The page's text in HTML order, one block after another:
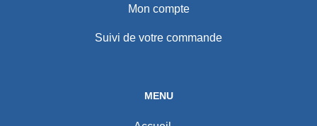
Mon compte
Suivi de votre commande
MENU